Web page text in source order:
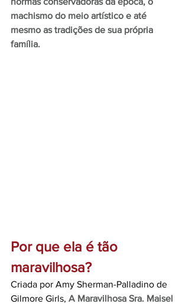
machismo do meio artístico e até
mesmo as tradições de sua própria
família.
Por que ela é tão
maravilhosa?
Criada por Amy Sherman-Palladino de
Gilmore Girls, A Maravilhosa Sra. Maisel